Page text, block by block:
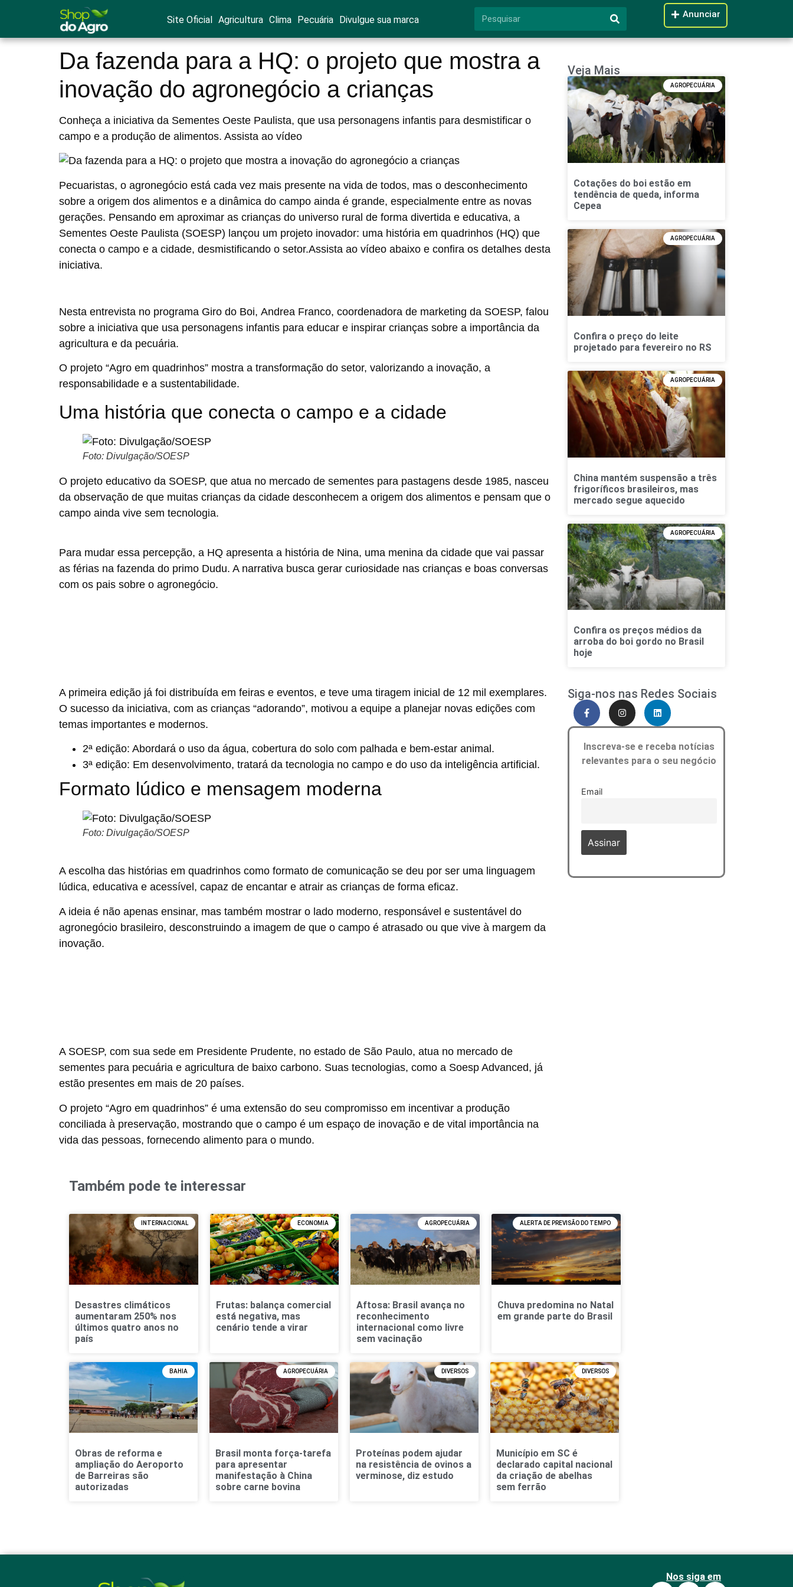
Site Oficial Agricultura Clima Pecuária Divulgue sua marca Anunciar
Da fazenda para a HQ: o projeto que mostra a
inovação do agronegócio a crianças
Conheça a iniciativa da Sementes Oeste Paulista, que usa personagens infantis para desmistificar o
campo e a produção de alimentos. Assista ao vídeo
Pecuaristas, o agronegócio está cada vez mais presente na vida de todos, mas o desconhecimento
sobre a origem dos alimentos e a dinâmica do campo ainda é grande, especialmente entre as novas
gerações. Pensando em aproximar as crianças do universo rural de forma divertida e educativa, a
Sementes Oeste Paulista (SOESP) lançou um projeto inovador: uma história em quadrinhos (HQ) que
conecta o campo e a cidade, desmistificando o setor.Assista ao vídeo abaixo e confira os detalhes desta
iniciativa.
Nesta entrevista no programa Giro do Boi, Andrea Franco, coordenadora de marketing da SOESP, falou
sobre a iniciativa que usa personagens infantis para educar e inspirar crianças sobre a importância da
agricultura e da pecuária.
O projeto “Agro em quadrinhos” mostra a transformação do setor, valorizando a inovação, a
responsabilidade e a sustentabilidade.
Uma história que conecta o campo e a cidade
Foto: Divulgação/SOESP
O projeto educativo da SOESP, que atua no mercado de sementes para pastagens desde 1985, nasceu
da observação de que muitas crianças da cidade desconhecem a origem dos alimentos e pensam que o
campo ainda vive sem tecnologia.
Para mudar essa percepção, a HQ apresenta a história de Nina, uma menina da cidade que vai passar
as férias na fazenda do primo Dudu. A narrativa busca gerar curiosidade nas crianças e boas conversas
com os pais sobre o agronegócio.
A primeira edição já foi distribuída em feiras e eventos, e teve uma tiragem inicial de 12 mil exemplares.
O sucesso da iniciativa, com as crianças “adorando”, motivou a equipe a planejar novas edições com
temas importantes e modernos.
2ª edição: Abordará o uso da água, cobertura do solo com palhada e bem-estar animal.
3ª edição: Em desenvolvimento, tratará da tecnologia no campo e do uso da inteligência artificial .
Formato lúdico e mensagem moderna
Foto: Divulgação/SOESP
A escolha das histórias em quadrinhos como formato de comunicação se deu por ser uma linguagem
lúdica, educativa e acessível, capaz de encantar e atrair as crianças de forma eficaz.
A ideia é não apenas ensinar, mas também mostrar o lado moderno, responsável e sustentável do
agronegócio brasileiro, desconstruindo a imagem de que o campo é atrasado ou que vive à margem da
inovação.
A SOESP, com sua sede em Presidente Prudente, no estado de São Paulo, atua no mercado de
sementes para pecuária e agricultura de baixo carbono. Suas tecnologias, como a Soesp Advanced, já
estão presentes em mais de 20 países.
O projeto “Agro em quadrinhos” é uma extensão do seu compromisso em incentivar a produção
conciliada à preservação, mostrando que o campo é um espaço de inovação e de vital importância na
vida das pessoas, fornecendo alimento para o mundo.
Veja Mais
AGROPECUÁRIA
Cotações do boi estão em
tendência de queda, informa
Cepea
AGROPECUÁRIA
Confira o preço do leite
projetado para fevereiro no RS
AGROPECUÁRIA
China mantém suspensão a três
frigoríficos brasileiros, mas
mercado segue aquecido
AGROPECUÁRIA
Confira os preços médios da
arroba do boi gordo no Brasil
hoje
Siga-nos nas Redes Sociais
Inscreva-se e receba notícias
relevantes para o seu negócio
Email
Também pode te interessar
INTERNACIONAL
Desastres climáticos
aumentaram 250% nos
últimos quatro anos no
país
ECONOMIA
Frutas: balança comercial
está negativa, mas
cenário tende a virar
AGROPECUÁRIA
Aftosa: Brasil avança no
reconhecimento
internacional como livre
sem vacinação
ALERTA DE PREVISÃO DO TEMPO
Chuva predomina no Natal
em grande parte do Brasil
BAHIA
Obras de reforma e
ampliação do Aeroporto
de Barreiras são
autorizadas
AGROPECUÁRIA
Brasil monta força-tarefa
para apresentar
manifestação à China
sobre carne bovina
DIVERSOS
Proteínas podem ajudar
na resistência de ovinos a
verminose, diz estudo
DIVERSOS
Município em SC é
declarado capital nacional
da criação de abelhas
sem ferrão
Nos siga em